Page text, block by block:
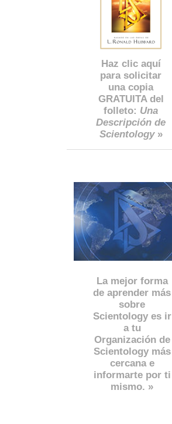
Haz clic aquí
para solicitar
una copia
GRATUITA del
folleto: Una
Descripción de
Scientology»
La mejor forma
de aprender más
sobre
Scientology es ir
a tu
Organización de
Scientology más
cercana e
informarte por ti
mismo. »